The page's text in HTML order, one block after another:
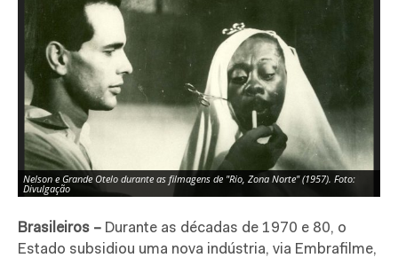
Nelson e Grande Otelo durante as filmagens de "Rio, Zona Norte" (1957). Foto:
Divulgação
Brasileiros – Durante as décadas de 1970 e 80, o
Estado subsidiou uma nova indústria, via Embrafilme,